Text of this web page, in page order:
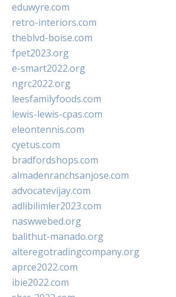
eduwyre.com
retro-interiors.com
theblvd-boise.com
fpet2023.org
e-smart2022.org
ngrc2022.org
leesfamilyfoods.com
lewis-lewis-cpas.com
eleontennis.com
cyetus.com
bradfordshops.com
almadenranchsanjose.com
advocatevijay.com
adlibilimler2023.com
naswwebed.org
balithut-manado.org
alteregotradingcompany.org
aprce2022.com
ibie2022.com